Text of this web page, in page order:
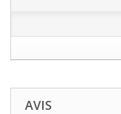
AVIS